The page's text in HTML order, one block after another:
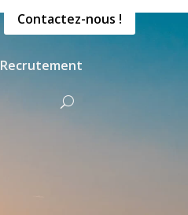
Contactez-nous !
Recrutement